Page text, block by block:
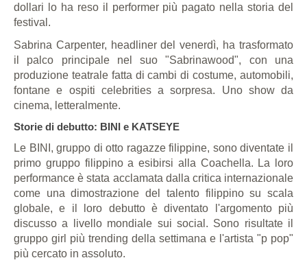
dollari lo ha reso il performer più pagato nella storia del
festival.
Sabrina Carpenter, headliner del venerdì, ha trasformato
il palco principale nel suo "Sabrinawood", con una
produzione teatrale fatta di cambi di costume, automobili,
fontane e ospiti celebrities a sorpresa. Uno show da
cinema, letteralmente.
Storie di debutto: BINI e KATSEYE
Le BINI, gruppo di otto ragazze filippine, sono diventate il
primo gruppo filippino a esibirsi alla Coachella. La loro
performance è stata acclamata dalla critica internazionale
come una dimostrazione del talento filippino su scala
globale, e il loro debutto è diventato l'argomento più
discusso a livello mondiale sui social. Sono risultate il
gruppo girl più trending della settimana e l'artista "p pop"
più cercato in assoluto.